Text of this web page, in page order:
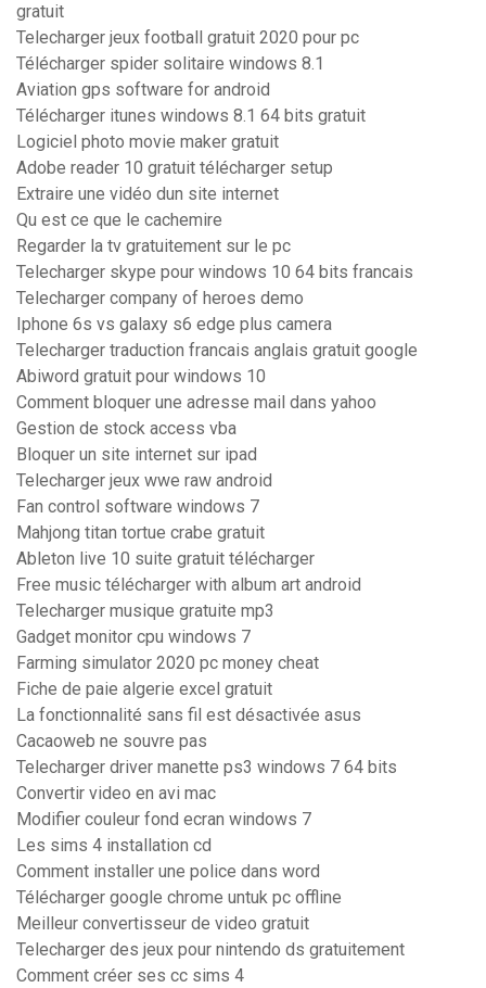
gratuit
Telecharger jeux football gratuit 2020 pour pc
Télécharger spider solitaire windows 8.1
Aviation gps software for android
Télécharger itunes windows 8.1 64 bits gratuit
Logiciel photo movie maker gratuit
Adobe reader 10 gratuit télécharger setup
Extraire une vidéo dun site internet
Qu est ce que le cachemire
Regarder la tv gratuitement sur le pc
Telecharger skype pour windows 10 64 bits francais
Telecharger company of heroes demo
Iphone 6s vs galaxy s6 edge plus camera
Telecharger traduction francais anglais gratuit google
Abiword gratuit pour windows 10
Comment bloquer une adresse mail dans yahoo
Gestion de stock access vba
Bloquer un site internet sur ipad
Telecharger jeux wwe raw android
Fan control software windows 7
Mahjong titan tortue crabe gratuit
Ableton live 10 suite gratuit télécharger
Free music télécharger with album art android
Telecharger musique gratuite mp3
Gadget monitor cpu windows 7
Farming simulator 2020 pc money cheat
Fiche de paie algerie excel gratuit
La fonctionnalité sans fil est désactivée asus
Cacaoweb ne souvre pas
Telecharger driver manette ps3 windows 7 64 bits
Convertir video en avi mac
Modifier couleur fond ecran windows 7
Les sims 4 installation cd
Comment installer une police dans word
Télécharger google chrome untuk pc offline
Meilleur convertisseur de video gratuit
Telecharger des jeux pour nintendo ds gratuitement
Comment créer ses cc sims 4